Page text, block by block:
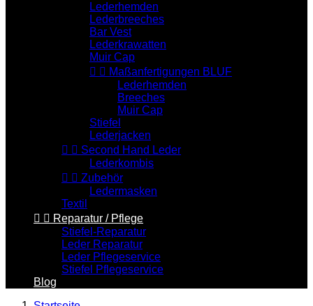
Lederhemden
Lederbreeches
Bar Vest
Lederkrawatten
Muir Cap
  Maßanfertigungen BLUF
Lederhemden
Breeches
Muir Cap
Stiefel
Lederjacken
  Second Hand Leder
Lederkombis
  Zubehör
Ledermasken
Textil
  Reparatur / Pflege
Stiefel-Reparatur
Leder Reparatur
Leder Pflegeservice
Stiefel Pflegeservice
Blog